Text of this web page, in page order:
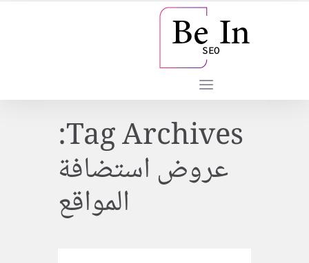
Tag Archives:
عروض استضافة
المواقع